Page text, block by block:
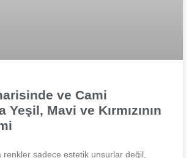
ve Cami
Yeşil, Mavi ve Kırmızının
renkler sadece estetik unsurlar değil,